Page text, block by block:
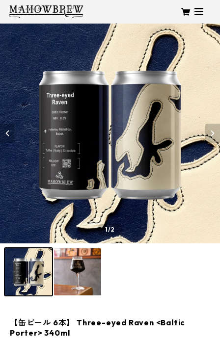
1/2
【缶ビール 6本】 Three-eyed Raven <Baltic
Porter> 340ml